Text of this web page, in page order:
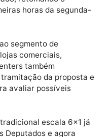
empresários afirmam que
para atender às
aprovada e entre
estudam
retomando o
horas da